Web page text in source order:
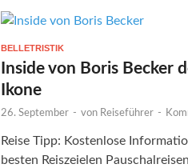
BELLETRISTIK
Inside von Boris Becker
Ikone
26. September - von Reiseführer -
Reise Tipp: Kostenlose
besten Reiszeielen